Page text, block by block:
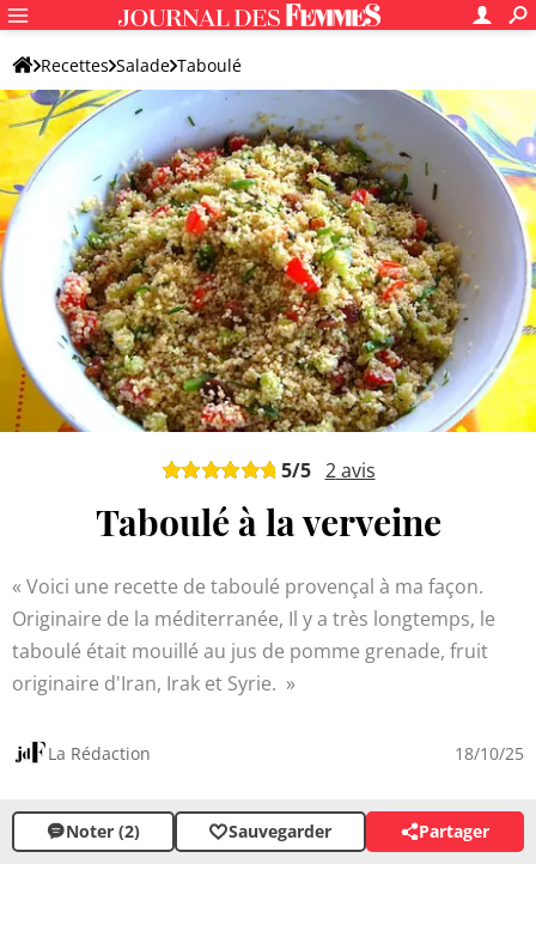
Recettes Salade Taboulé
5/5 2avis
Taboulé à la verveine
Voici une recette de taboulé provençal à ma façon.
Originaire de la méditerranée, Il y a très longtemps, le
taboulé était mouillé au jus de pomme grenade, fruit
originaire d'Iran, Irak et Syrie.
La Rédaction 18/10/25
Noter (2) Sauvegarder Partager